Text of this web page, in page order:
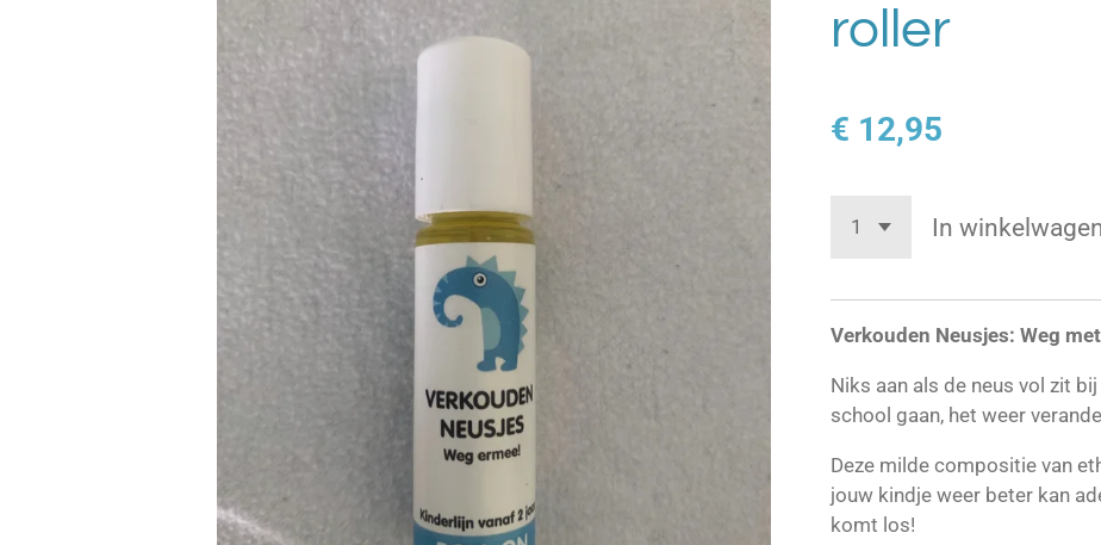
roller
€ 12,95
In
Verkouden Neusjes: Weg
Niks aan als de neus vol zit
school gaan, het weer
Deze milde compositie van
jouw kindje weer beter kan
komt los!